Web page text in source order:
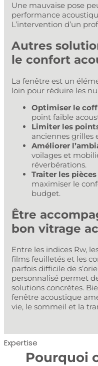
Une mauvaise pose
performance
L’intervention d’un
Autres
le confort
La fenêtre est un
loin pour réduire les
Optimiser le
point faible
Limiter les
anciennes grilles
Améliorer
voilages et
réverbérations.
Traiter les
maximiser le
budget.
Être
bon vitrage
Entre les indices Rw,
films feuilletés et les
parfois difficile de
personnalisé permet
solutions concrètes.
fenêtre acoustique
vie, le sommeil et la
Expertise
Pourquoi